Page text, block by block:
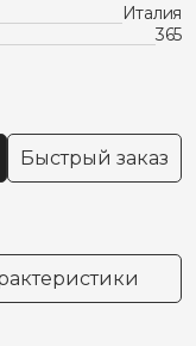
Италия
365
Быстрый заказ